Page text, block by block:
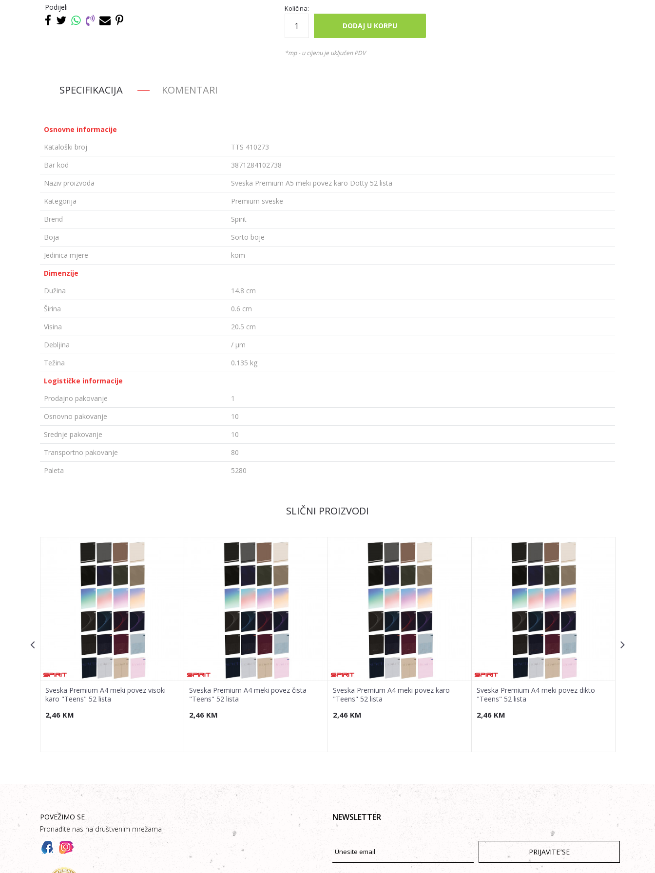
Podijeli Količina:
DODAJ U KORPU
*mp - u cijenu je uključen PDV
SPECIFIKACIJA KOMENTARI
Osnovne informacije
Kataloški broj
TTS 410273
Bar kod
3871284102738
Naziv proizvoda
Sveska Premium A5 meki povez karo Dotty 52 lista
Kategorija
Premium sveske
Brend
Spirit
Boja
Sorto boje
Jedinica mjere
kom
Dimenzije
Dužina
14.8 cm
Širina
0.6 cm
Visina
20.5 cm
Debljina
/ µm
Težina
0.135 kg
Logističke informacije
Prodajno pakovanje
1
Osnovno pakovanje
10
Srednje pakovanje
10
Transportno pakovanje
80
Paleta
5280
POŠALJI
SLIČNI PROIZVODI
Sveska Premium A4 meki povez visoki
karo "Teens" 52 lista
2,46 KM
Sveska Premium A4 meki povez čista
"Teens" 52 lista
2,46 KM
Sveska Premium A4 meki povez karo
"Teens" 52 lista
2,46 KM
Sveska Premium A4 meki povez dikto
"Teens" 52 lista
2,46 KM
POVEŽIMO SE
Pronađite nas na društvenim mrežama
NEWSLETTER
PRIJAVITE SE